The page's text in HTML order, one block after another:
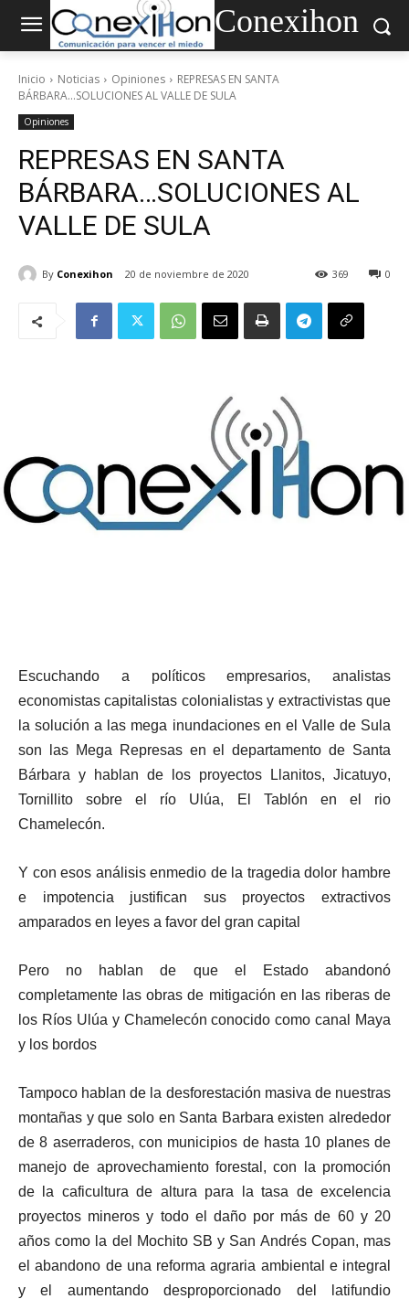
Conexihon
Inicio Noticias Opiniones
REPRESAS EN SANTA
BÁRBARA...SOLUCIONES AL VALLE DE SULA
Opiniones
REPRESAS EN SANTA
BÁRBARA…SOLUCIONES AL
VALLE DE SULA
By Conexihon 20 de noviembre de 2020 0
369
Escuchando a políticos empresarios, analistas
economistas capitalistas colonialistas y extractivistas que
la solución a las mega inundaciones en el Valle de Sula
son las Mega Represas en el departamento de Santa
Bárbara y hablan de los proyectos Llanitos, Jicatuyo,
Tornillito sobre el río Ulúa, El Tablón en el rio
Chamelecón.
Y con esos análisis enmedio de la tragedia dolor hambre
e impotencia justifican sus proyectos extractivos
amparados en leyes a favor del gran capital
Pero no hablan de que el Estado abandonó
completamente las obras de mitigación en las riberas de
los Ríos Ulúa y Chamelecón conocido como canal Maya
y los bordos
Tampoco hablan de la desforestación masiva de nuestras
montañas y que solo en Santa Barbara existen alrededor
de 8 aserraderos, con municipios de hasta 10 planes de
manejo de aprovechamiento forestal, con la promoción
de la caficultura de altura para la tasa de excelencia
proyectos mineros y todo el daño por más de 60 y 20
años como la del Mochito SB y San Andrés Copan, mas
el abandono de una reforma agraria ambiental e integral
y el aumentando desproporcionado del latifundio